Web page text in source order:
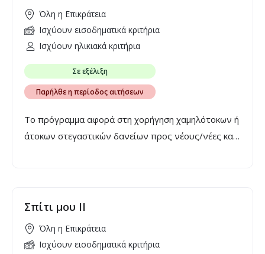
Όλη η Επικράτεια
Ισχύουν εισοδηματικά κριτήρια
Ισχύουν ηλικιακά κριτήρια
Σε εξέλιξη
Παρήλθε η περίοδος αιτήσεων
Το πρόγραμμα αφορά στη χορήγηση χαμηλότοκων ή
άτοκων στεγαστικών δανείων προς νέους/νέες και
συνεργαζόμενων Τραπεζών και
δανειολήπτη.
Σπίτι μου ΙΙ
Όλη η Επικράτεια
Ισχύουν εισοδηματικά κριτήρια